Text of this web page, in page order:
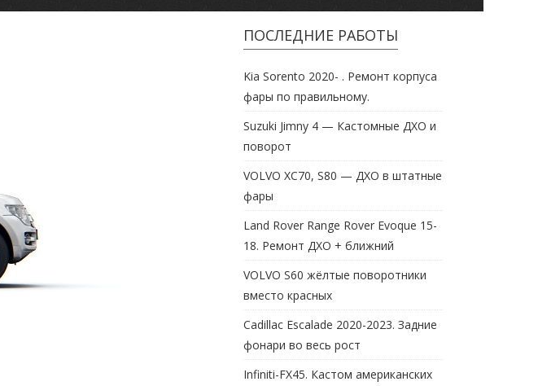
ПОСЛЕДНИЕ РАБОТЫ
Kia Sorento 2020- . Ремонт корпуса
фары по правильному.
Suzuki Jimny 4 — Кастомные ДХО и
поворот
VOLVO XC70, S80 — ДХО в штатные
фары
Land Rover Range Rover Evoque 15-
18. Ремонт ДХО + ближний
VOLVO S60 жёлтые поворотники
вместо красных
Cadillac Escalade 2020-2023. Задние
фонари во весь рост
Infiniti-FX45. Кастом американских